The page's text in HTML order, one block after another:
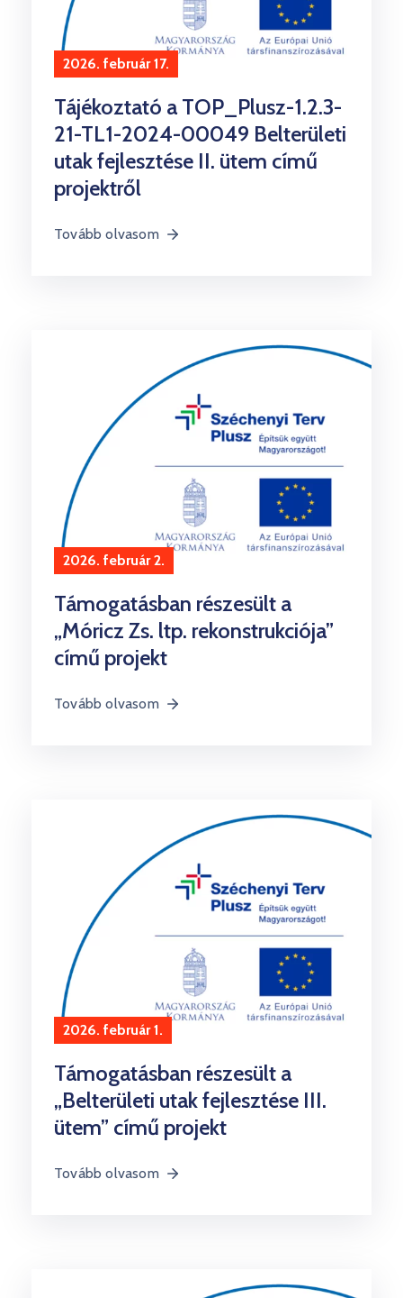
2026. február 17.
Tájékoztató a TOP_Plusz-1.2.3-
21-TL1-2024-00049 Belterületi
utak fejlesztése II. ütem című
projektről
Tovább olvasom
2026. február 2.
Támogatásban részesült a
„Móricz Zs. ltp. rekonstrukciója”
című projekt
Tovább olvasom
2026. február 1.
Támogatásban részesült a
„Belterületi utak fejlesztése III.
ütem” című projekt
Tovább olvasom